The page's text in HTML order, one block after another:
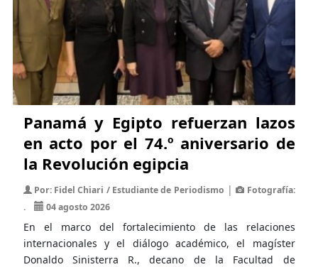
Panamá y Egipto refuerzan lazos
en acto por el 74.º aniversario de
la Revolución egipcia
Por: Fidel Chiari / Estudiante de Periodismo |
Fotografía:
.
04 agosto 2026
En el marco del fortalecimiento de las relaciones
internacionales y el diálogo académico, el magíster
Donaldo Sinisterra R., decano de la Facultad de